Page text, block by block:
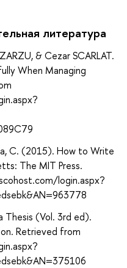
литература
& Cezar SCARLAT.
When Managing
C. (2015). How to Write
The MIT Press.
login.aspx?
Thesis (Vol. 3rd ed).
Retrieved from